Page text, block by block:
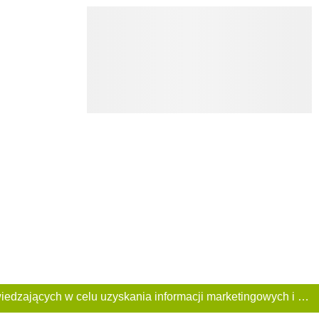
Ta Strona używa plików «cookies». Portal korzysta również z serwisu internetowego do zbierania danych technicznych o odwiedzających w celu uzyskania informacji marketingowych i statystycznych. Warunki przetwarzania danych odwiedzających Stronę, patrz: